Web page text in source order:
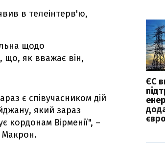
в телеінтерв'ю,
щодо
що, як вважає він,
є співучасником дій
який зараз
кордонам Вірменії", –
Макрон.
ЄС
євро